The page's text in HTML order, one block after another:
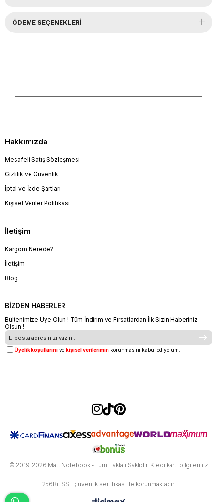
ÖDEME SEÇENEKLERI
Hakkımızda
Mesafeli Satış Sözleşmesi
Gizlilik ve Güvenlik
İptal ve İade Şartları
Kişisel Veriler Politikası
İletişim
Kargom Nerede?
İletişim
Blog
BİZDEN HABERLER
Bültenimize Üye Olun ! Tüm İndirim ve Fırsatlardan İlk Sizin Haberiniz
Olsun !
Üyelik koşullarını ve kişisel verilerimin korunmasını kabul ediyorum.
© 2019-2026 Matt Notebook - Tüm Hakları Saklıdır. Kredi kartı bilgileriniz
256Bit SSL güvenlik sertifikası ile korunmaktadır.